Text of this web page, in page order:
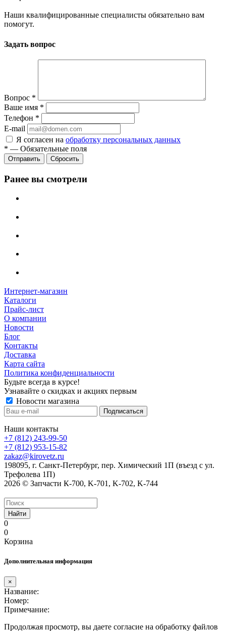
Наши квалифицированные специалисты обязательно вам
помогут.
Задать вопрос
Вопрос *
Ваше имя *
Телефон *
E-mail
Я согласен на обработку персональных данных
* — Обязательные поля
Сбросить
Ранее вы смотрели
Интернет-магазин
Каталоги
Прайс-лист
О компании
Новости
Блог
Контакты
Доставка
Карта сайта
Политика конфиденциальности
Будьте всегда в курсе!
Узнавайте о скидках и акциях первым
Новости магазина
Наши контакты
+7 (812) 243-99-50
+7 (812) 953-15-82
zakaz@kirovetz.ru
198095, г. Санкт-Петербург, пер. Химический 1П (въезд с ул.
Трефолева 1П)
2026 © Запчасти К-700, K-701, K-702, K-744
Найти
0
0
Корзина
Дополнительная информация
×
Название:
Номер:
Примечание:
Продолжая просмотр, вы даете согласие на обработку файлов